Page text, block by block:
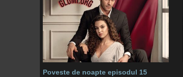
Poveste de noapte episodul 15